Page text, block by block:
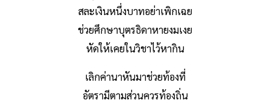
สละเงินหนึ่งบาทอย่าเพิกเฉย
ช่วยศึกษาบุตรธิดาหายงมเงย
หัดให้เคยในวิชาไว้หากิน
เลิกค่านาหันมาช่วยท้องที่
อัตรามีตามส่วนควรท้องถิ่น